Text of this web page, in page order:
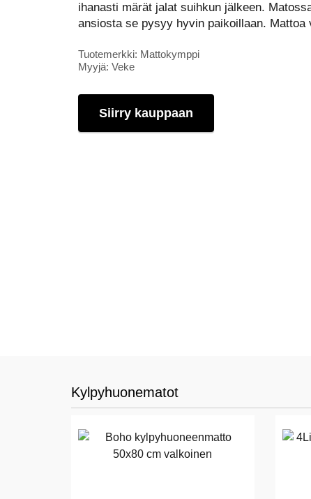
ihanasti märät jalat suihkun jälkeen.
ansiosta se pysyy hyvin paikoillaan.
Tuotemerkki: Mattokymppi
Myyjä: Veke
Siirry kauppaan
Kylpyhuonematot